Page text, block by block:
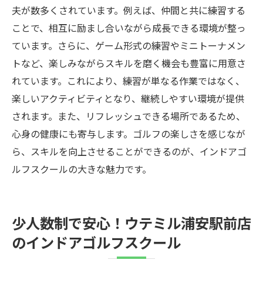
夫が数多くされています。例えば、仲間と共に練習する
ことで、相互に励まし合いながら成長できる環境が整っ
ています。さらに、ゲーム形式の練習やミニトーナメン
トなど、楽しみながらスキルを磨く機会も豊富に用意さ
れています。これにより、練習が単なる作業ではなく、
楽しいアクティビティとなり、継続しやすい環境が提供
されます。また、リフレッシュできる場所であるため、
心身の健康にも寄与します。ゴルフの楽しさを感じなが
ら、スキルを向上させることができるのが、インドアゴ
ルフスクールの大きな魅力です。
少人数制で安心！ウテミル浦安駅前店
のインドアゴルフスクール